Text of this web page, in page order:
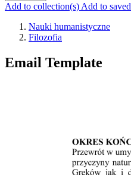
Add to collection(s) Add to saved
Nauki humanistyczne
Filozofia
Email Template